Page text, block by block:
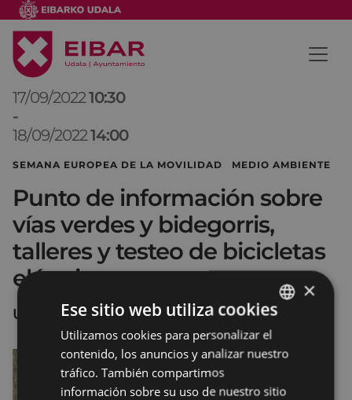
17/09/202210:30
-
18/09/202214:00
SEMANA EUROPEA DE LA MOVILIDAD MEDIO AMBIENTE
Punto de información sobre
vías verdes y bidegorris,
talleres y testeo de bicicletas
eléctricas
UNTZAGA
BASQUE
SPANISH
×
Ese sitio web utiliza cookies
Utilizamos cookies para personalizar el
contenido, los anuncios y analizar nuestro
tráfico. También compartimos
información sobre su uso de nuestro sitio